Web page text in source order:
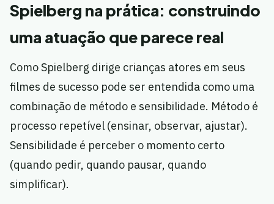
Spielberg na prática: construindo
uma atuação que parece real
Como Spielberg dirige crianças atores em seus
filmes de sucesso pode ser entendida como uma
combinação de método e sensibilidade. Método é
processo repetível (ensinar, observar, ajustar).
Sensibilidade é perceber o momento certo
(quando pedir, quando pausar, quando
simplificar).